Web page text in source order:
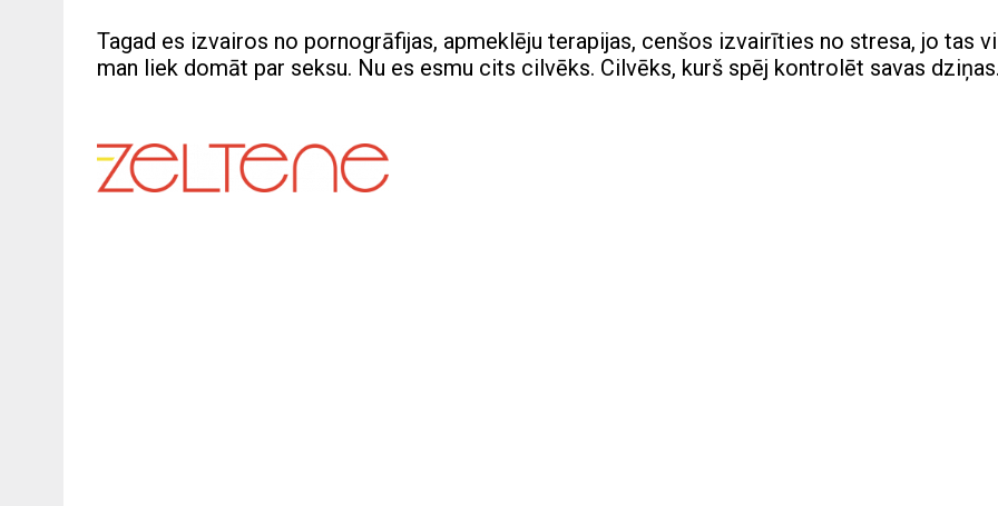
Tagad es izvairos no pornogrāfijas, apmeklēju terapijas, cenšos izvairīties no stresa, jo tas
man liek domāt par seksu. Nu es esmu cits cilvēks. Cilvēks, kurš spēj kontrolēt savas